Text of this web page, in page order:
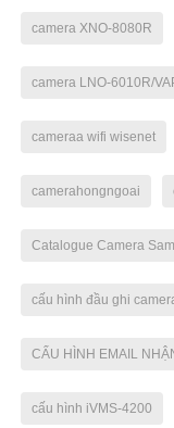
camera XNO-8080R
camera LNO-6010R/
cameraa wifi wisenet
camerahongngoai
Catalogue Camera
cấu hình đầu ghi
CẤU HÌNH EMAIL
cấu hình iVMS-4200